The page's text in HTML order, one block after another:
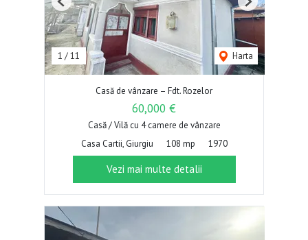
1 /11 Harta
Previous Next
Casă de vânzare – Fdt. Rozelor
60,000 €
Casă / Vilă cu 4 camere de vânzare
Casa Cartii, Giurgiu
108 mp 1970
Vezi mai multe detalii